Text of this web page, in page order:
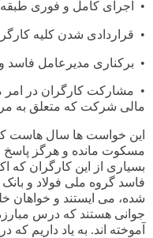
• اجرای کامل و فوری
• قراردادی شدن کلیه
• برکناری مدیرعامل فاسد
• مشارکت کارگران در
مالی شرکت که متعلق به
این خواست ها سال هاست
مسکوت مانده و هرگز پاسخ
بسیاری از این کارگران که
فاسد گروه ملی فولاد و
شده، می ایستند و خواهان
جوانی هستند که درس
آموخته اند. به یاد داریم که